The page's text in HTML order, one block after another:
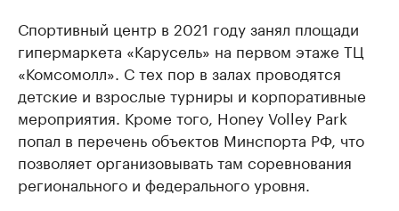
Спортивный центр в 2021 году занял площади
гипермаркета «Карусель» на первом этаже ТЦ
«Комсомолл». С тех пор в залах проводятся
детские и взрослые турниры и корпоративные
мероприятия. Кроме того, Honey Volley Park
попал в перечень объектов Минспорта РФ, что
позволяет организовывать там соревнования
регионального и федерального уровня.